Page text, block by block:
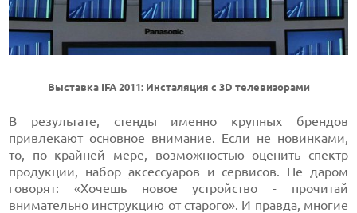
Выставка IFA 2011: Инсталяция с 3D телевизорами
В результате, стенды именно крупных брендов
привлекают основное внимание. Если не новинками,
то, по крайней мере, возможностью оценить спектр
продукции, набор аксессуаров и сервисов. Не даром
говорят: «Хочешь новое устройство - прочитай
внимательно инструкцию от старого». И правда, многие